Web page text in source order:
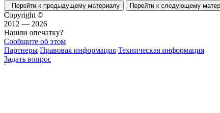
Перейти к предыдущему материалу Перейти к следующему
Copyright ©
2012 — 2026
Нашли опечатку?
Сообщите об этом
Партнеры Правовая информация Техническая информация
Задать вопрос